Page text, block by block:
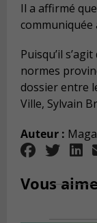
Il a affirmé
communiquée
Puisqu’il s’agit
normes
dossier entre
Ville, Sylvain
Auteur :
Vous